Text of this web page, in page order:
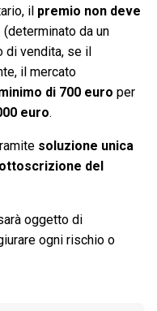
il premio non deve
(determinato da un
di vendita, se il
il mercato
di 700 euro per
euro.
soluzione unica
del
oggetto di
ogni rischio o